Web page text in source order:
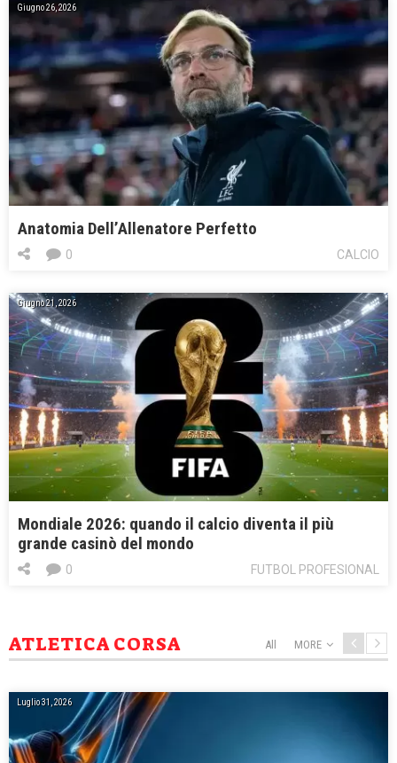
Giugno 26, 2026
Anatomia Dell’Allenatore Perfetto
CALCIO
0
Giugno 21, 2026
Mondiale 2026: quando il calcio diventa il più
grande casinò del mondo
FUTBOL PROFESIONAL
0
ATLETICA CORSA All MORE
Luglio 31, 2026